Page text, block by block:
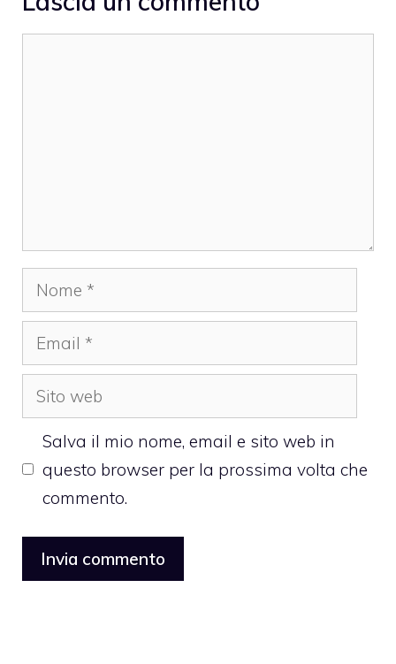
Nome
Email
Sito
web
Salva il mio nome, email e sito web in
questo browser per la prossima volta che
commento.